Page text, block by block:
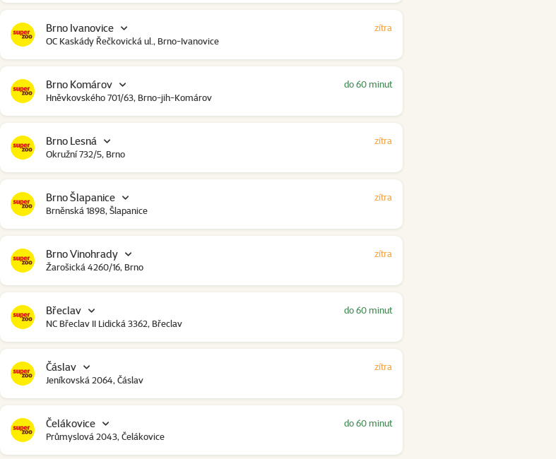
Brno Ivanovice
OC Kaskády Řečkovická ul., Brno-Ivanovice
zítra
Brno Komárov
Hněvkovského 701/63, Brno-jih-Komárov
do 60 minut
Brno Lesná
Okružní 732/5, Brno
zítra
Brno Šlapanice
Brněnská 1898, Šlapanice
zítra
Brno Vinohrady
Žarošická 4260/16, Brno
zítra
Břeclav
NC Břeclav II Lidická 3362, Břeclav
do 60 minut
Čáslav
Jeníkovská 2064, Čáslav
zítra
Čelákovice
Průmyslová 2043, Čelákovice
do 60 minut